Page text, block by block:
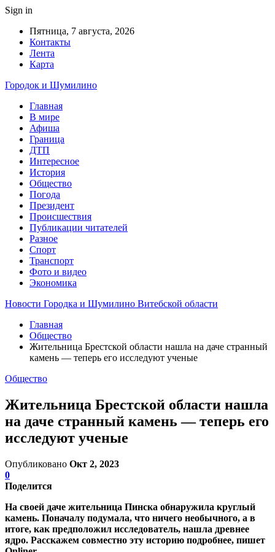
Sign in
Пятница, 7 августа, 2026
Контакты
Лента
Карта
Городок и Шумилино
Главная
В мире
Афиша
Граница
ДТП
Интересное
История
Общество
Погода
Президент
Происшествия
Публикации читателей
Разное
Спорт
Транспорт
Фото и видео
Экономика
Новости Городка и Шумилино Витебской области
Главная
Общество
Жительница Брестской области нашла на даче странный
камень — теперь его исследуют ученые
Общество
Жительница Брестской области нашла
на даче странный камень — теперь его
исследуют ученые
Опубликовано Окт 2, 2023
0
Поделится
На своей даче жительница Пинска обнаружила круглый
камень. Поначалу подумала, что ничего необычного, а в
итоге, как предположил исследователь, нашла древнее
ядро. Расскажем совместно эту историю подробнее, пишет